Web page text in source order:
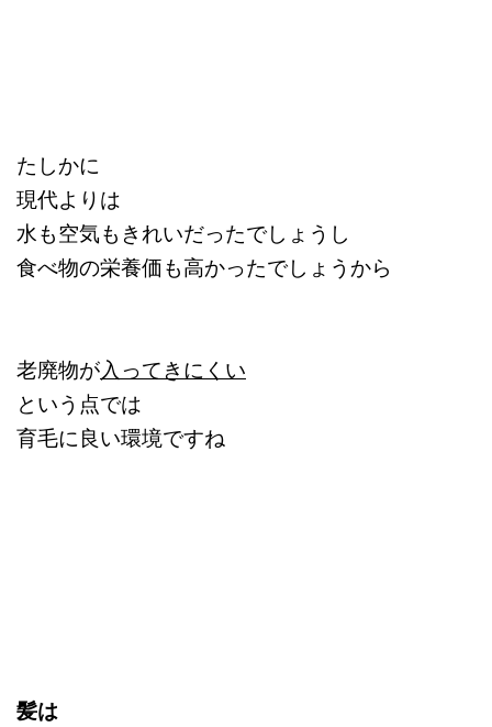
たしかに
現代よりは
水も空気もきれいだったでしょうし
食べ物の栄養価も高かったでしょうから
老廃物が入ってきにくい
という点では
育毛に良い環境ですね
髪は